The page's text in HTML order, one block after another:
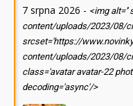
7 srpna 2026 - <img alt=''
content/uploads/2023/08/
srcset='https://
content/uploads/2023/08/
class='avatar avatar-22
decoding='async'/>